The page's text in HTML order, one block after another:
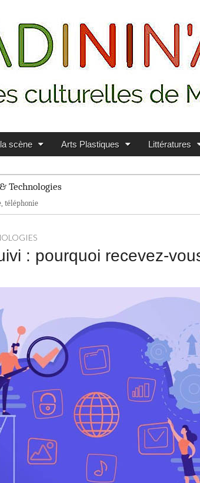
scène Arts Plastiques Littératures
Technologies
téléphonie
: pourquoi recevez-